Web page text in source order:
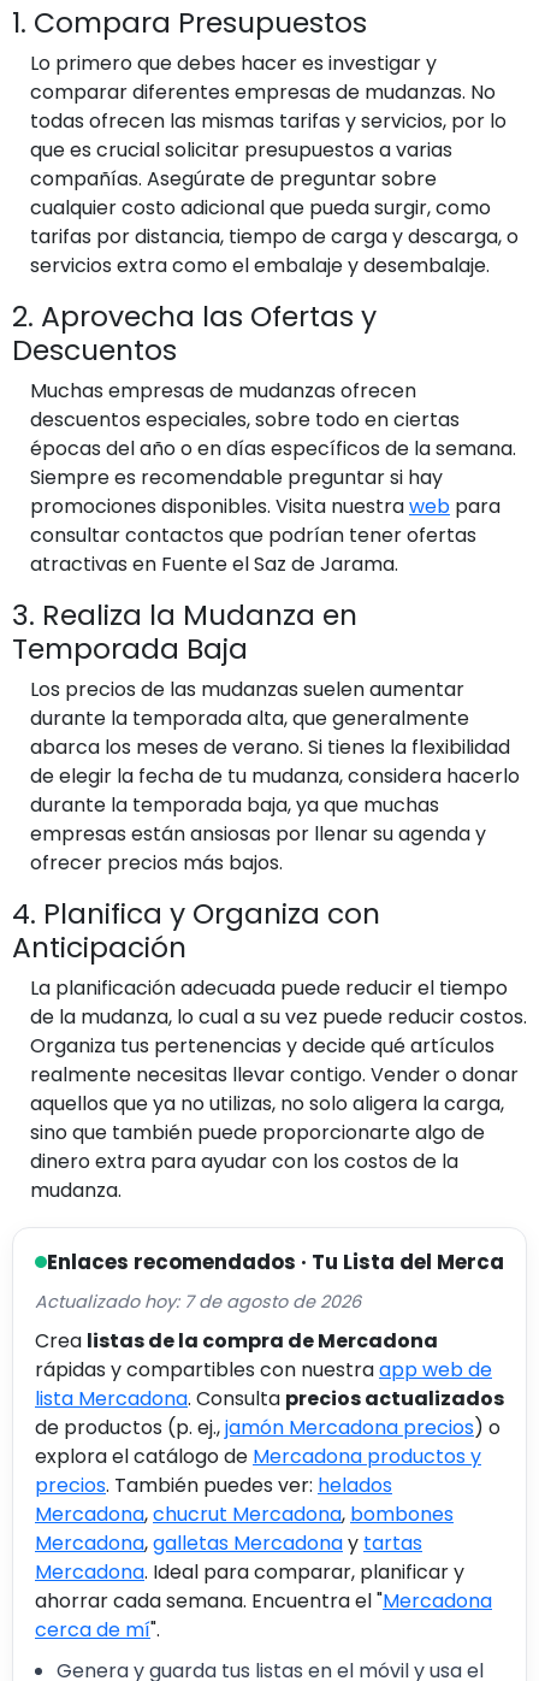
1. Compara Presupuestos
Lo primero que debes hacer es investigar y
comparar diferentes empresas de mudanzas. No
todas ofrecen las mismas tarifas y servicios, por lo
que es crucial solicitar presupuestos a varias
compañías. Asegúrate de preguntar sobre
cualquier costo adicional que pueda surgir, como
tarifas por distancia, tiempo de carga y descarga, o
servicios extra como el embalaje y desembalaje.
2. Aprovecha las Ofertas y
Descuentos
Muchas empresas de mudanzas ofrecen
descuentos especiales, sobre todo en ciertas
épocas del año o en días específicos de la semana.
Siempre es recomendable preguntar si hay
promociones disponibles. Visita nuestraweb para
consultar contactos que podrían tener ofertas
atractivas en Fuente el Saz de Jarama.
3. Realiza la Mudanza en
Temporada Baja
Los precios de las mudanzas suelen aumentar
durante la temporada alta, que generalmente
abarca los meses de verano. Si tienes la flexibilidad
de elegir la fecha de tu mudanza, considera hacerlo
durante la temporada baja, ya que muchas
empresas están ansiosas por llenar su agenda y
ofrecer precios más bajos.
4. Planifica y Organiza con
Anticipación
La planificación adecuada puede reducir el tiempo
de la mudanza, lo cual a su vez puede reducir costos.
Organiza tus pertenencias y decide qué artículos
realmente necesitas llevar contigo. Vender o donar
aquellos que ya no utilizas, no solo aligera la carga,
sino que también puede proporcionarte algo de
dinero extra para ayudar con los costos de la
mudanza.
Enlaces recomendados · Tu Lista del Merca
Actualizado hoy: 7 de agosto de 2026
Crea listas de la compra de Mercadona
rápidas y compartibles con nuestraapp web de
lista Mercadona. Consulta precios actualizados
de productos (p. ej.,jamón Mercadona precios) o
explora el catálogo de Mercadona productos y
precios. También puedes ver: helados
Mercadona,chucrut Mercadona, bombones
Mercadona,galletas Mercadonay tartas
Mercadona. Ideal para comparar, planificar y
ahorrar cada semana. Encuentra el "Mercadona
cerca de mí".
Genera y guarda tus listas en el móvil y usa el